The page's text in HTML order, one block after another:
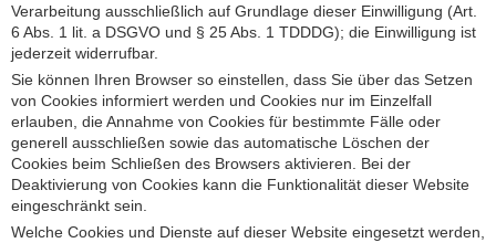
Verarbeitung ausschließlich auf Grundlage dieser Einwilligung (Art.
6 Abs. 1 lit. a DSGVO und § 25 Abs. 1 TDDDG); die Einwilligung ist
jederzeit widerrufbar.
Sie können Ihren Browser so einstellen, dass Sie über das Setzen
von Cookies informiert werden und Cookies nur im Einzelfall
erlauben, die Annahme von Cookies für bestimmte Fälle oder
generell ausschließen sowie das automatische Löschen der
Cookies beim Schließen des Browsers aktivieren. Bei der
Deaktivierung von Cookies kann die Funktionalität dieser Website
eingeschränkt sein.
Welche Cookies und Dienste auf dieser Website eingesetzt werden,